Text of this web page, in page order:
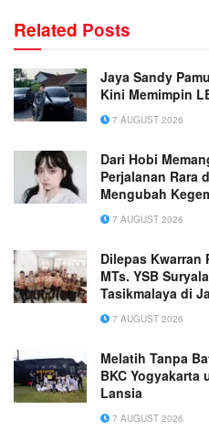
Related Posts
Jaya Sandy
Kini Memimpin
7 AUGUST 2026
Dari Hobi
Perjalanan Rara
Mengubah
Usaha Penuh
7 AUGUST 2026
Dilepas Kwarran
MTs. YSB
Tasikmalaya di
7 AUGUST 2026
Melatih Tanpa
BKC
Lansia
7 AUGUST 2026